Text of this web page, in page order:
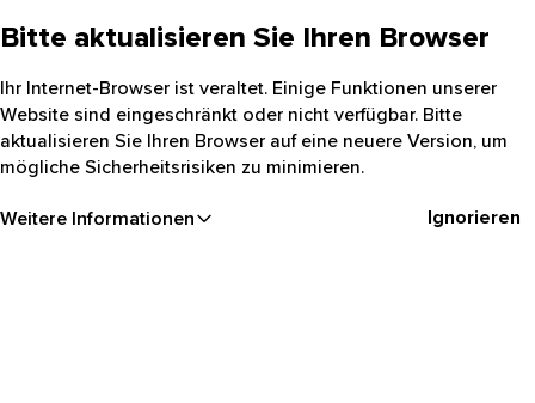
Bitte aktualisieren Sie Ihren Browser
Ihr Internet-Browser ist veraltet. Einige Funktionen unserer
Website sind eingeschränkt oder nicht verfügbar. Bitte
aktualisieren Sie Ihren Browser auf eine neuere Version, um
mögliche Sicherheitsrisiken zu minimieren.
Weitere Informationen Ignorieren